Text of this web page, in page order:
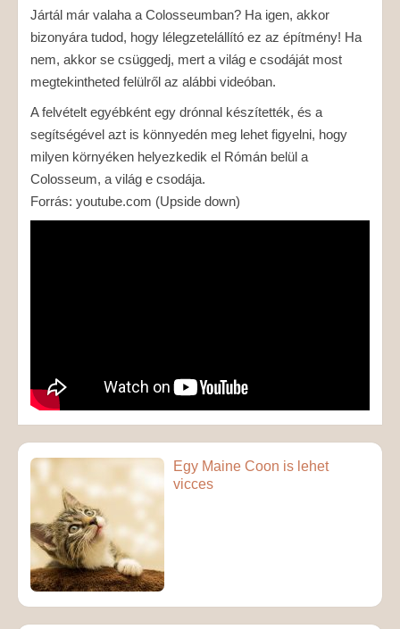
Jártál már valaha a Colosseumban? Ha igen, akkor
bizonyára tudod, hogy lélegzetelállító ez az építmény! Ha
nem, akkor se csüggedj, mert a világ e csodáját most
megtekintheted felülről az alábbi videóban.
A felvételt egyébként egy drónnal készítették, és a
segítségével azt is könnyedén meg lehet figyelni, hogy
milyen környéken helyezkedik el Rómán belül a
Colosseum, a világ e csodája.
Forrás: youtube.com (Upside down)
Egy Maine Coon is lehet
vicces